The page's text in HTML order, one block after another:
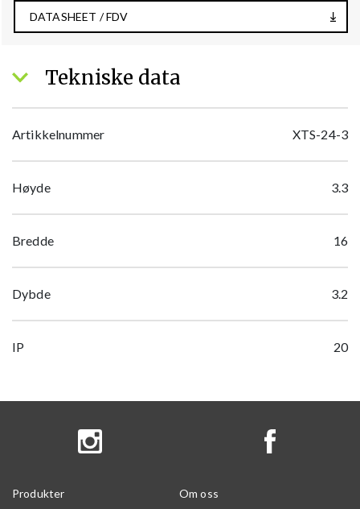
DATASHEET / FDV
Tekniske data
Artikkelnummer XTS-24-3
Høyde 3.3
Bredde 16
Dybde 3.2
IP 20
Produkter Om oss